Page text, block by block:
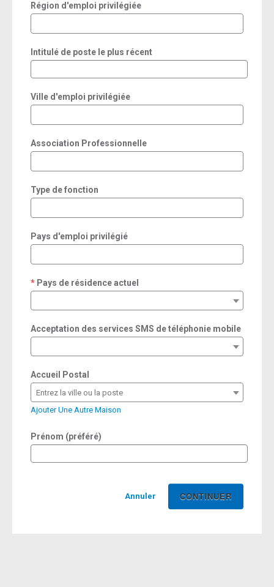
Région d'emploi privilégiée
Intitulé de poste le plus récent
Ville d'emploi privilégiée
Association Professionnelle
Type de fonction
Pays d'emploi privilégié
Pays de résidence actuel
required
Acceptation des services SMS de téléphonie mobile
Accueil Postal
Entrez la ville ou la poste
Ajouter Une Autre Maison
Prénom (préféré)
Annuler